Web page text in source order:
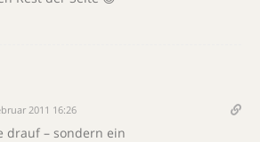
2011 16:26
drauf – sondern ein